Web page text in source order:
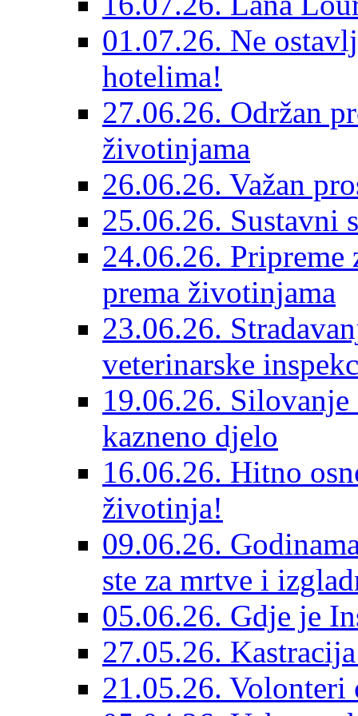
01.07.26. Ne
hotelima!
27.06.26. Održan
životinjama
26.06.26. Važan
25.06.26. Sustavni
24.06.26.
prema životinjama
23.06.26.
veterinarske
19.06.26.
kazneno djelo
16.06.26. Hitno
životinja!
09.06.26.
ste za mrtve i
05.06.26. Gdje je
27.05.26.
21.05.26. Volonteri